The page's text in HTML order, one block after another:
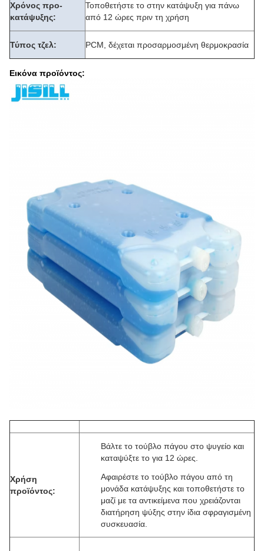
Χρόνος προ-
κατάψυξης:
Τοποθετήστε το στην κατάψυξη για πάνω
από 12 ώρες πριν τη χρήση
Τύπος τζελ: PCM, δέχεται προσαρμοσμένη θερμοκρασία
Εικόνα προϊόντος:
Χρήση
προϊόντος:
Βάλτε το τούβλο πάγου στο ψυγείο και
καταψύξτε το για 12 ώρες.
Αφαιρέστε το τούβλο πάγου από τη
μονάδα κατάψυξης και τοποθετήστε το
μαζί με τα αντικείμενα που χρειάζονται
διατήρηση ψύξης στην ίδια σφραγισμένη
συσκευασία.